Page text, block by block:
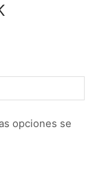
opciones se